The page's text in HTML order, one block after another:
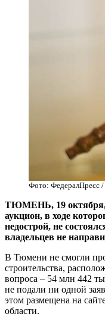
Фото: ФедералПресс
ТЮМЕНЬ, 19 октября,
аукцион, в ходе
недострой, не
владельцев не
В Тюмени не смогли
строительства,
вопроса – 54 млн 442
не подали ни одной
этом размещена на
области.